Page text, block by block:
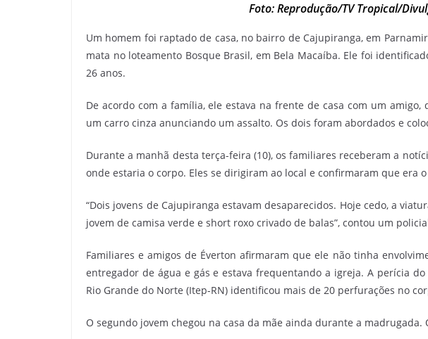
Foto: Reprodução/TV Tropical/
Um homem foi raptado de casa, no bairro de Cajupiranga, em
mata no loteamento Bosque Brasil, em Bela Macaíba. Ele foi
26 anos.
De acordo com a família, ele estava na frente de casa com um
um carro cinza anunciando um assalto. Os dois foram abordados e
Durante a manhã desta terça-feira (10), os familiares receberam a
onde estaria o corpo. Eles se dirigiram ao local e confirmaram que era
“Dois jovens de Cajupiranga estavam desaparecidos. Hoje cedo, a
jovem de camisa verde e short roxo crivado de balas”, contou um
Familiares e amigos de Éverton afirmaram que ele não tinha
entregador de água e gás e estava frequentando a igreja. A perícia
Rio Grande do Norte (Itep-RN) identificou mais de 20 perfurações no
O segundo jovem chegou na casa da mãe ainda durante a madrugada.